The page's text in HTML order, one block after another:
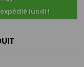
lundi !